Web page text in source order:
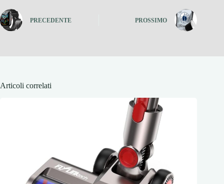
PRECEDENTE PROSSIMO
Articoli correlati